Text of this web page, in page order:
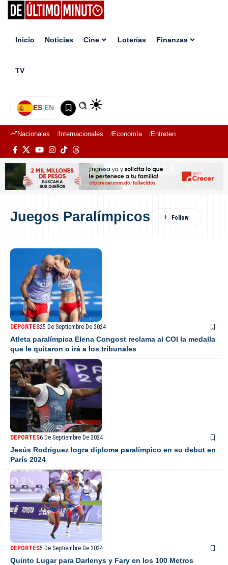
Inicio Noticias Cine Loterías Finanzas
TV
ES|EN
Nacionales Internacionales Economía Entretenimiento
Juegos Paralímpicos
DEPORTES25 De Septiembre De 2024
Atleta paralímpica Elena Congost reclama al COI la medalla
que le quitaron o irá a los tribunales
DEPORTES6 De Septiembre De 2024
Jesús Rodríguez logra diploma paralímpico en su debut en
París 2024
DEPORTES5 De Septiembre De 2024
Quinto Lugar para Darlenys y Fary en los 100 Metros